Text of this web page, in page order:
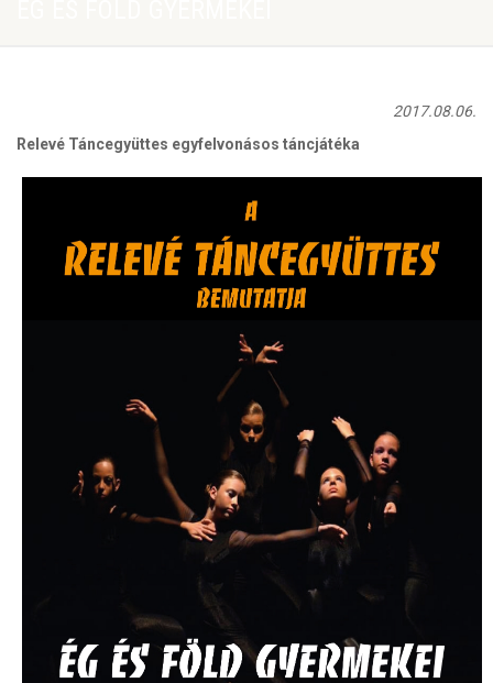
2017.08.06.
Relevé Táncegyüttes egyfelvonásos táncjátéka